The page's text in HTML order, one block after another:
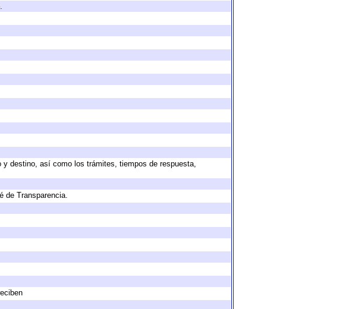
destino, así como los trámites, tiempos de respuesta,
de Transparencia.